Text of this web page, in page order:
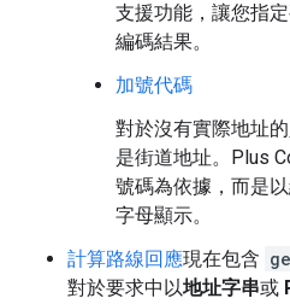
支援功能，讓您指
編碼結果。
加號代碼
對於沒有實際地址
是街道地址。Plus
號碼為依據，而是
字母顯示。
計算路線回應現在包含
對於要求中以地址字串或